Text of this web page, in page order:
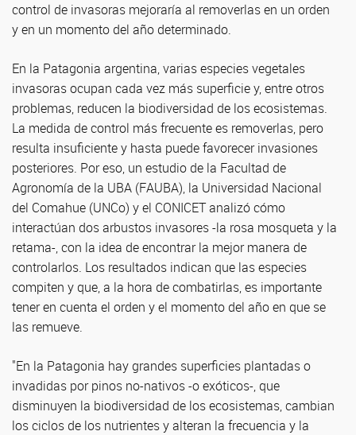
control de invasoras mejoraría al removerlas en un orden
y en un momento del año determinado.
En la Patagonia argentina, varias especies vegetales
invasoras ocupan cada vez más superficie y, entre otros
problemas, reducen la biodiversidad de los ecosistemas.
La medida de control más frecuente es removerlas, pero
resulta insuficiente y hasta puede favorecer invasiones
posteriores. Por eso, un estudio de la Facultad de
Agronomía de la UBA (FAUBA), la Universidad Nacional
del Comahue (UNCo) y el CONICET analizó cómo
interactúan dos arbustos invasores -la rosa mosqueta y la
retama-, con la idea de encontrar la mejor manera de
controlarlos. Los resultados indican que las especies
compiten y que, a la hora de combatirlas, es importante
tener en cuenta el orden y el momento del año en que se
las remueve.
"En la Patagonia hay grandes superficies plantadas o
invadidas por pinos no-nativos -o exóticos-, que
disminuyen la biodiversidad de los ecosistemas, cambian
los ciclos de los nutrientes y alteran la frecuencia y la